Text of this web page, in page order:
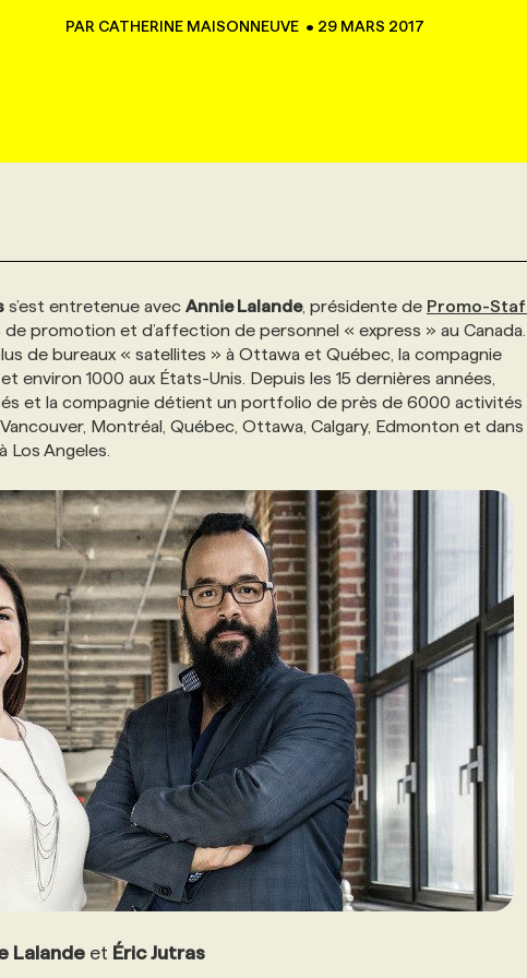
PAR CATHERINE MAISONNEUVE • 29 MARS 2017
s’est entretenue avec Annie Lalande, présidente de Promo-
promotion et d’affection de personnel « express » au Canada.
de bureaux « satellites » à Ottawa et Québec, la compagnie
environ 1000 aux États-Unis. Depuis les 15 dernières années,
et la compagnie détient un portfolio de près de 6000 activités
Montréal, Québec, Ottawa, Calgary, Edmonton et dans
Los Angeles.
Lalandeet Éric Jutras